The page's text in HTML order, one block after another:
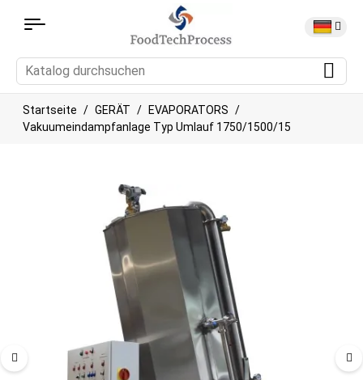
Startseite GERÄT
EVAPORATORS
Vakuumeindampfanlage Typ Umlauf 1750/1500/15